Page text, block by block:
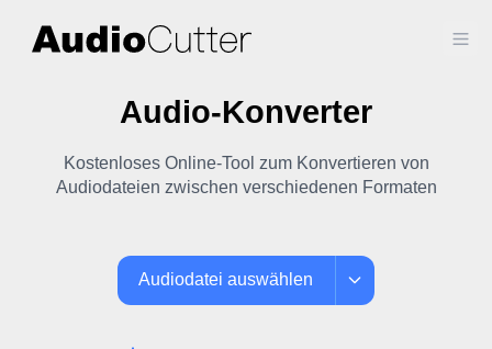
Audio-Konverter
Kostenloses Online-Tool zum Konvertieren von
Audiodateien zwischen verschiedenen Formaten
Audiodatei auswählen